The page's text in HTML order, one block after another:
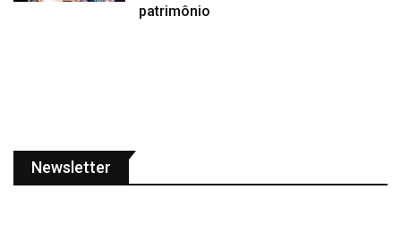
patrimônio
Newsletter